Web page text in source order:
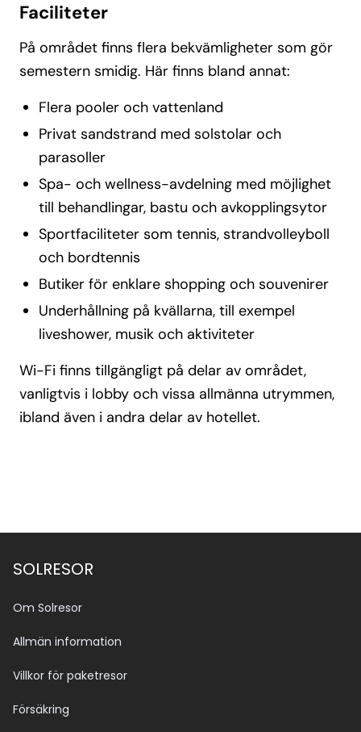
Faciliteter
På området finns flera bekvämligheter som gör
semestern smidig. Här finns bland annat:
Flera pooler och vattenland
Privat sandstrand med solstolar och
parasoller
Spa- och wellness-avdelning med möjlighet
till behandlingar, bastu och avkopplingsytor
Sportfaciliteter som tennis, strandvolleyboll
och bordtennis
Butiker för enklare shopping och souvenirer
Underhållning på kvällarna, till exempel
liveshower, musik och aktiviteter
Wi-Fi finns tillgängligt på delar av området,
vanligtvis i lobby och vissa allmänna utrymmen,
ibland även i andra delar av hotellet.
SOLRESOR
Om Solresor
Allmän information
Villkor för paketresor
Försäkring